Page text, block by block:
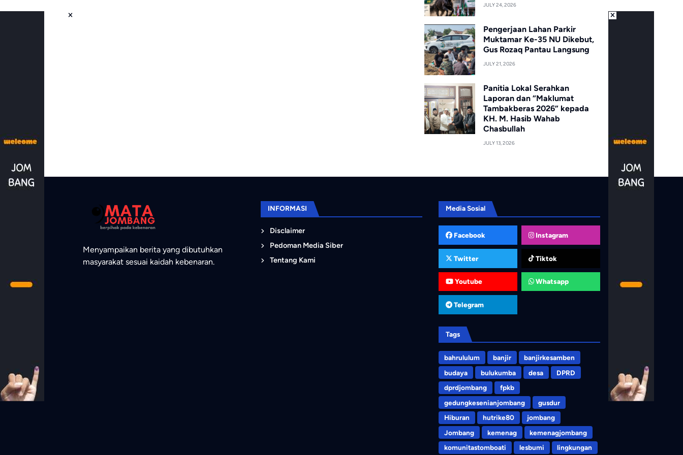
JULY 24, 2026
Pengerjaan Lahan Parkir
Muktamar Ke-35 NU Dikebut,
Gus Rozaq Pantau Langsung
JULY 21, 2026
Panitia Lokal Serahkan
Laporan dan “Maklumat
Tambakberas 2026” kepada
KH. M. Hasib Wahab
Chasbullah
JULY 13, 2026
Menyampaikan berita yang dibutuhkan
masyarakat sesuai kaidah kebenaran.
INFORMASI
Disclaimer
Pedoman Media Siber
Tentang Kami
Media Sosial
Facebook Instagram
Twitter Tiktok
Youtube Whatsapp
Telegram
Tags
bahrululum banjir
banjirkesamben
budaya
bulukumba desa
DPRD
dprdjombang
fpkb
gedungkesenianjombang
gusdur
Hiburan
hutrike80
jombang
Jombang
kemenag
kemenagjombang
komunitastomboati
lesbumi lingkungan